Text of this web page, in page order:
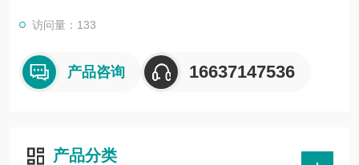
访问量：133
产品咨询 16637147536
产品分类